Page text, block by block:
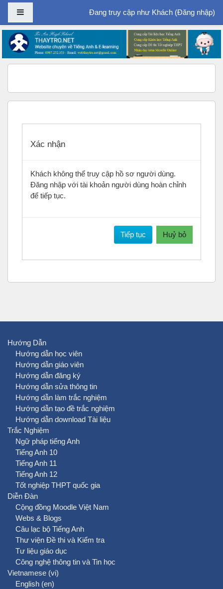
Chuyển tới nội dung chính
Bảng điều khiển cạnhĐang truy cập như Khách (Đăng nhập)
Xác nhận
Khách không thể truy cập hồ sơ người dùng.
Đăng nhập với tài khoản người dùng hoàn chỉnh
để tiếp tục.
Tiếp tục Huỷ bỏ
Hướng Dẫn
Hướng dẫn học viên
Hướng dẫn giáo viên
Hướng dẫn đăng ký
Hướng dẫn sửa thông tin
Hướng dẫn làm trắc nghiệm
Hướng dẫn tạo đề trắc nghiệm
Hướng dẫn download Tài liệu
Trắc Nghiệm
Ngữ pháp tiếng Anh
Tiếng Anh 10
Tiếng Anh 11
Tiếng Anh 12
Tốt nghiệp THPT quốc gia
Diễn Đàn
Cộng đồng Moodle Việt Nam
Webs & Blogs
Câu lạc bộ Tiếng Anh
Thư viện Đề thi và Kiểm tra
Tư liệu giáo dục
Công nghệ thông tin và Tin học
Vietnamese ‎(vi)‎
English ‎(en)‎